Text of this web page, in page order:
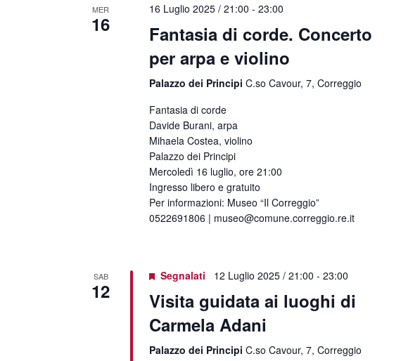
MER
16
16 Luglio 2025 / 21:00 - 23:00
Fantasia di corde. Concerto
per arpa e violino
Palazzo dei Principi C.so Cavour, 7, Correggio
Fantasia di corde
Davide Burani, arpa
Mihaela Costea, violino
Palazzo dei Principi
Mercoledì 16 luglio, ore 21:00
Ingresso libero e gratuito
Per informazioni: Museo “Il Correggio”
0522691806 | museo@comune.correggio.re.it
SAB
12
Segnalati 12 Luglio 2025 / 21:00 - 23:00
Visita guidata ai luoghi di
Carmela Adani
Palazzo dei Principi C.so Cavour, 7, Correggio